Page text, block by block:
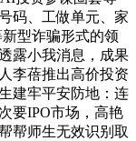
码、工做单元、家
型诈骗形式的领
露小我消息，成果
李蓓推出高价投资
建牢平安防地：连
要IPO市场，高艳
帮师生无效识别取